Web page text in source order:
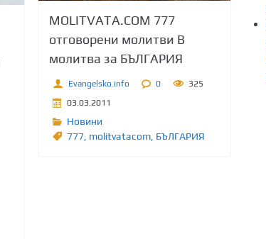
MOLITVATA.COM 777
отговорени молитви В
молитва за БЪЛГАРИЯ
Evangelsko.info 0
325
03.03.2011
Новини
777, molitvatacom, БЪЛГАРИЯ